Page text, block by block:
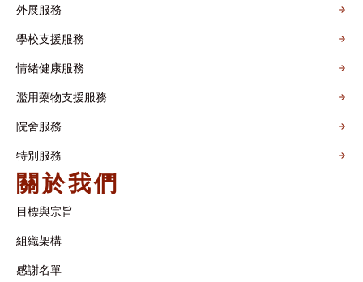
外展服務
學校支援服務
情緒健康服務
濫用藥物支援服務
院舍服務
特別服務
關於我們
目標與宗旨
組織架構​
感謝名單​